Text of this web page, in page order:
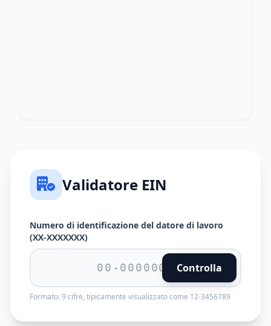
Validatore EIN
Numero di identificazione del datore di lavoro
(XX-XXXXXXX)
Controlla
Formato: 9 cifre, tipicamente visualizzato come 12-3456789